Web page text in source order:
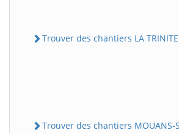
Trouver des chantiers LA TRINITE
Trouver des chantiers MOUANS-